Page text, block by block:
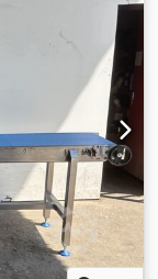
telepítve,
helyszínen.
műszaki
teljes
egy
és teljesen
terület:
(25%
• Kultúrált
és viszkózus